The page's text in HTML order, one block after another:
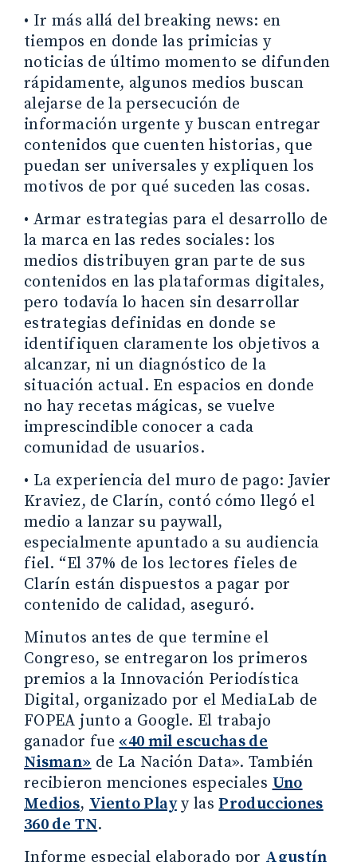
• Ir más allá del breaking news: en
tiempos en donde las primicias y
noticias de último momento se difunden
rápidamente, algunos medios buscan
alejarse de la persecución de
información urgente y buscan entregar
contenidos que cuenten historias, que
puedan ser universales y expliquen los
motivos de por qué suceden las cosas.
• Armar estrategias para el desarrollo de
la marca en las redes sociales: los
medios distribuyen gran parte de sus
contenidos en las plataformas digitales,
pero todavía lo hacen sin desarrollar
estrategias definidas en donde se
identifiquen claramente los objetivos a
alcanzar, ni un diagnóstico de la
situación actual. En espacios en donde
no hay recetas mágicas, se vuelve
imprescindible conocer a cada
comunidad de usuarios.
• La experiencia del muro de pago: Javier
Kraviez, de Clarín, contó cómo llegó el
medio a lanzar su paywall,
especialmente apuntado a su audiencia
fiel. “El 37% de los lectores fieles de
Clarín están dispuestos a pagar por
contenido de calidad, aseguró.
Minutos antes de que termine el
Congreso, se entregaron los primeros
premios a la Innovación Periodística
Digital, organizado por el MediaLab de
FOPEA junto a Google. El trabajo
ganador fue«40 mil escuchas de
Nisman»de La Nación Data». También
recibieron menciones especialesUno
Medios,Viento Playy lasProducciones
360 de TN.
Informe especial elaborado por Agustín